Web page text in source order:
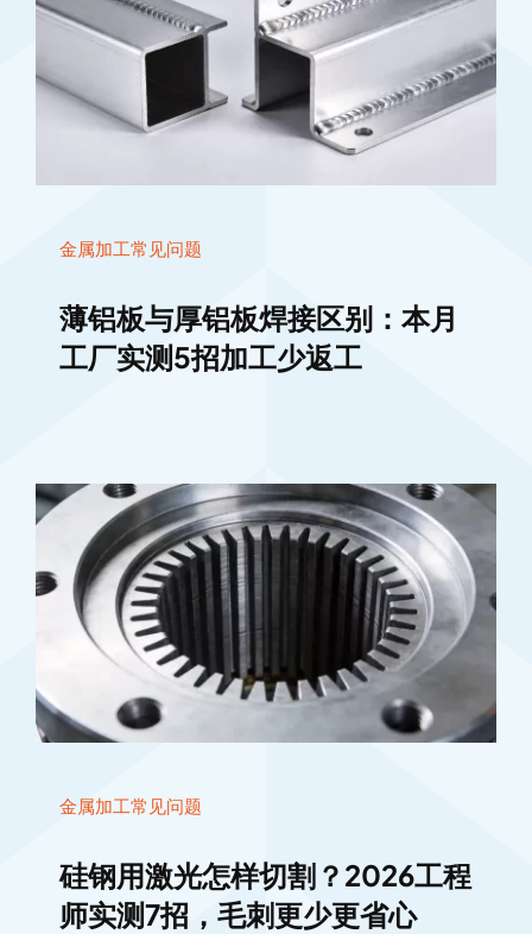
金属加工常见问题
薄铝板与厚铝板焊接区别：本月
工厂实测5招加工少返工
金属加工常见问题
硅钢用激光怎样切割？2026工程
师实测7招，毛刺更少更省心